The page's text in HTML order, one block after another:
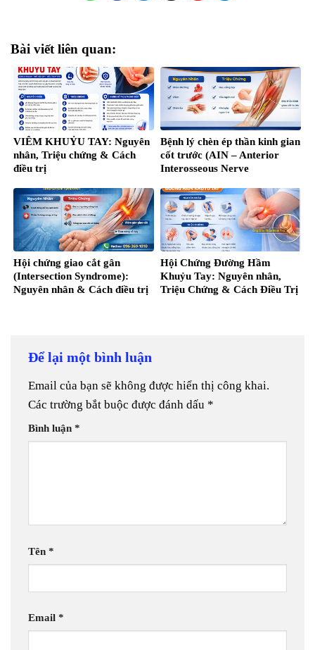
Bài viết liên quan:
VIÊM KHUỶU TAY: Nguyên
nhân, Triệu chứng & Cách
điều trị
Bệnh lý chèn ép thần kinh gian
cốt trước (AIN – Anterior
Interosseous Nerve
Hội chứng giao cắt gân
(Intersection Syndrome):
Nguyên nhân & Cách điều trị
Hội Chứng Đường Hầm
Khuỷu Tay: Nguyên nhân,
Triệu Chứng & Cách Điều Trị
Để lại một bình luận
Email của bạn sẽ không được hiển thị công khai.
Các trường bắt buộc được đánh dấu *
Bình luận *
Tên *
Email *